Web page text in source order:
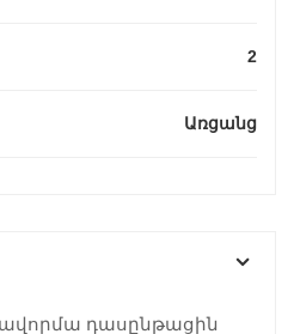
2
Առցանց
դասընթացին